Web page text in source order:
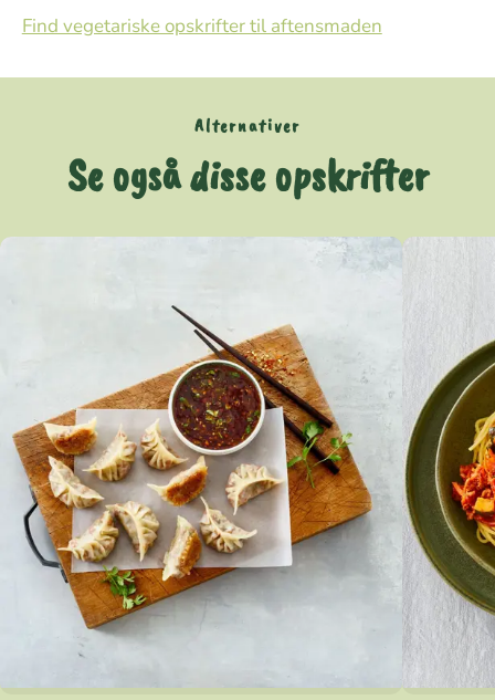
Find vegetariske opskrifter til aftensmaden
Alternativer
Se også disse opskrifter